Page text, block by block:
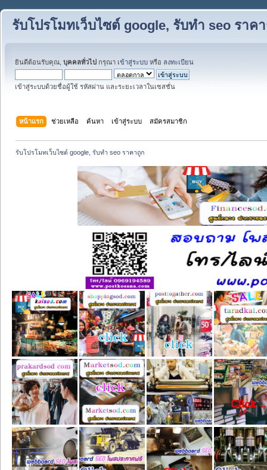
รับโปรโมทเว็บไซต์ google, รับทำ seo ราค
ยินดีต้อนรับคุณ, บุคคลทั่วไป กรุณา เข้าสู่ระบบ หรือ ลงทะเบียน
เข้าสู่ระบบด้วยชื่อผู้ใช้ รหัสผ่าน และระยะเวลาในเซสชั่น
หน้าแรก ช่วยเหลือ ค้นหา เข้าสู่ระบบ สมัครสมาชิก
รับโปรโมทเว็บไซต์ google, รับทำ seo ราคาถูก